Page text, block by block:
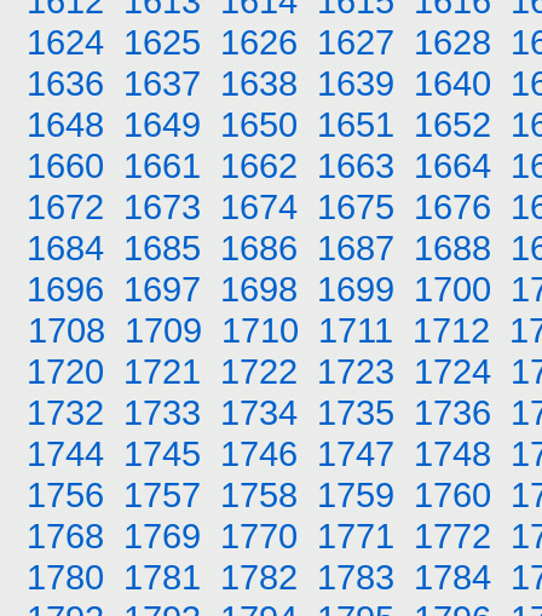
1624 1625 1626 1627 1628
1636 1637 1638 1639 1640
1648 1649 1650 1651 1652
1660 1661 1662 1663 1664
1672 1673 1674 1675 1676
1684 1685 1686 1687 1688
1696 1697 1698 1699 1700
1708 1709 1710 1711 1712
1720 1721 1722 1723 1724
1732 1733 1734 1735 1736
1744 1745 1746 1747 1748
1756 1757 1758 1759 1760
1768 1769 1770 1771 1772
1780 1781 1782 1783 1784